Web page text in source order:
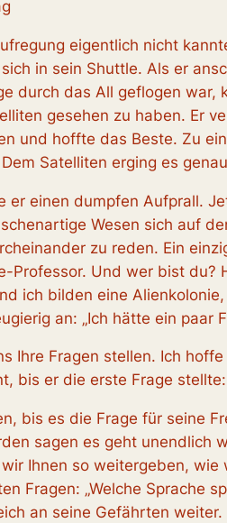
eigentlich nicht
in sein Shuttle. Als er
durch das All geflogen
gesehen zu haben. Er
und hoffte das Beste. Zu
Satelliten erging es
er einen dumpfen Aufprall.
Wesen sich auf
zu reden. Ein
Professor. Und wer bist du?
ich bilden eine
an: „Ich hätte ein paar
Ihre Fragen stellen. Ich
bis er die erste Frage
bis es die Frage für seine
sagen es geht unendlich
Ihnen so weitergeben,
Fragen: „Welche Sprache
an seine Gefährten